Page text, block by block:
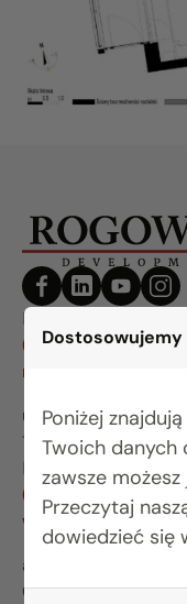
Poniżej
Twoich danych
zawsze
Przeczytaj
dowiedzieć się
BIURO BIAŁYSTOK
(85) 749 99 09
ul. Legionowa 28
15-281 Białystok
BIURO
(22) 642 03 55
al. Wilanowska 67E
02-765 Warszawa